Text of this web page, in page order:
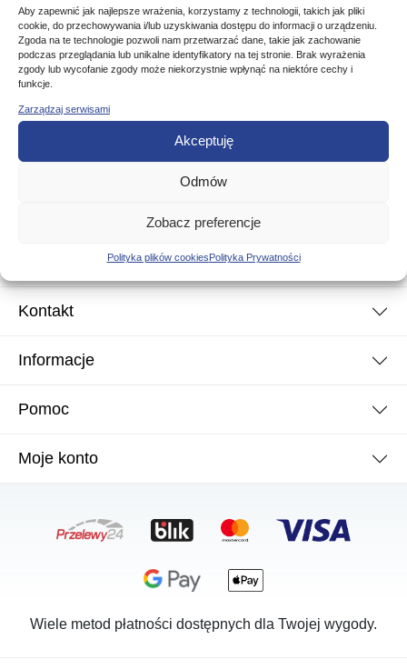
Aby zapewnić jak najlepsze wrażenia, korzystamy z technologii, takich jak pliki
cookie, do przechowywania i/lub uzyskiwania dostępu do informacji o urządzeniu.
Zgoda na te technologie pozwoli nam przetwarzać dane, takie jak zachowanie
podczas przeglądania lub unikalne identyfikatory na tej stronie. Brak wyrażenia
zgody lub wycofanie zgody może niekorzystnie wpłynąć na niektóre cechy i
funkcje.
Zarządzaj serwisami
Akceptuję
Odmów
Zobacz preferencje
Polityka plików cookiesPolityka Prywatności
Daiwa Kołowrotek
24 Certate SW
4000-H
Daiwa Kołowrotek 24
Certate SW 4000-H
Kołowrotki morskie 24
doskonałą wytrzymałość
Pierwotna
2348,13złAktualna
DODAJ DO
Kontakt
Informacje
Pomoc
Moje konto
Wiele metod płatności dostępnych dla Twojej wygody.